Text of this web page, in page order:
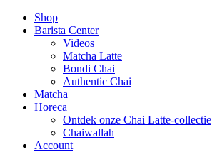
Shop
Barista Center
Videos
Matcha Latte
Bondi Chai
Authentic Chai
Matcha
Horeca
Ontdek onze Chai Latte-collectie
Chaiwallah
Account